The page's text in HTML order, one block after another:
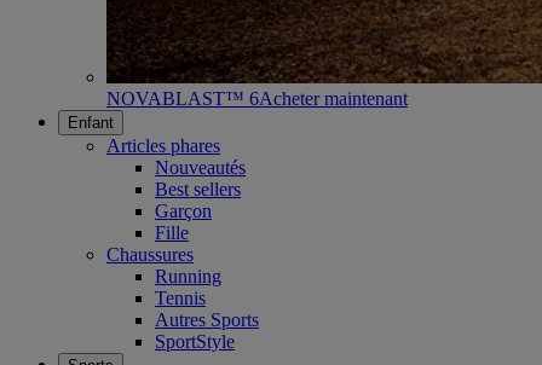
NOVABLAST™ 6Acheter maintenant
Enfant
Articles phares
Nouveautés
Best sellers
Garçon
Fille
Chaussures
Running
Tennis
Autres Sports
SportStyle